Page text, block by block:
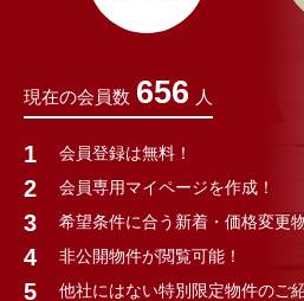
現在の会員数 656 人
会員登録は無料！
会員専用マイページを作成！
希望条件に合う新着・価格変更
非公開物件が閲覧可能！
他社にはない特別限定物件のご